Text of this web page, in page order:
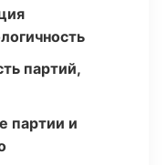
партий,
партии и